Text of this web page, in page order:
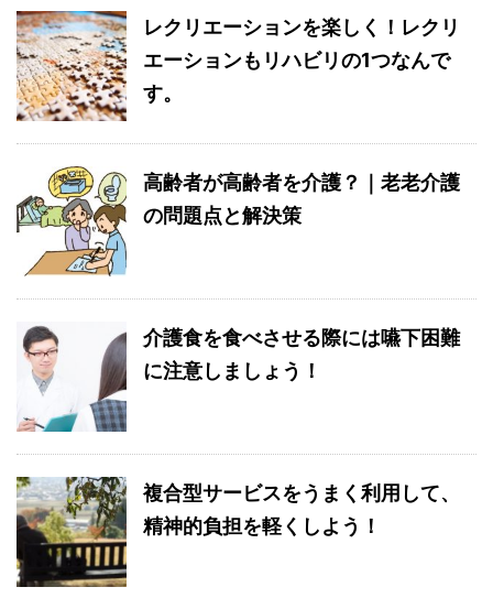
レクリエーションを楽しく！レクリ
エーションもリハビリの1つなんで
す。
高齢者が高齢者を介護？｜老老介護
の問題点と解決策
介護食を食べさせる際には嚥下困難
に注意しましょう！
複合型サービスをうまく利用して、
精神的負担を軽くしよう！